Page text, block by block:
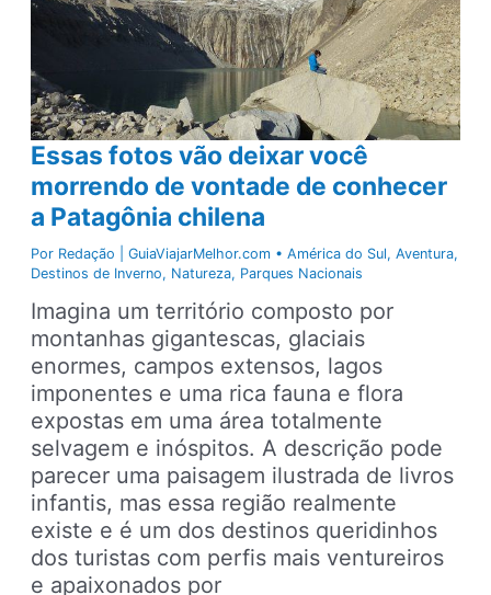
Essas fotos vão deixar você
morrendo de vontade de conhecer
a Patagônia chilena
Por Redação | GuiaViajarMelhor.com •América do Sul,Aventura,
Destinos de Inverno, Natureza, Parques Nacionais
Imagina um território composto por
montanhas gigantescas, glaciais
enormes, campos extensos, lagos
imponentes e uma rica fauna e flora
expostas em uma área totalmente
selvagem e inóspitos. A descrição pode
parecer uma paisagem ilustrada de livros
infantis, mas essa região realmente
existe e é um dos destinos queridinhos
dos turistas com perfis mais ventureiros
e apaixonados por